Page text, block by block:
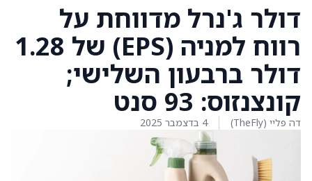
דולר ג'נרל מדווחת על
רווח למניה (EPS) של 1.28
דולר ברבעון השלישי;
קונצנזוס: 93 סנט
דה פליי (TheFly) 4 בדצמבר 2025